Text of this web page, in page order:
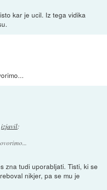
kar je ucil. Iz tega vidika
izjavil:
zna tudi uporabljati. Tisti, ki se
nikjer, pa se mu je